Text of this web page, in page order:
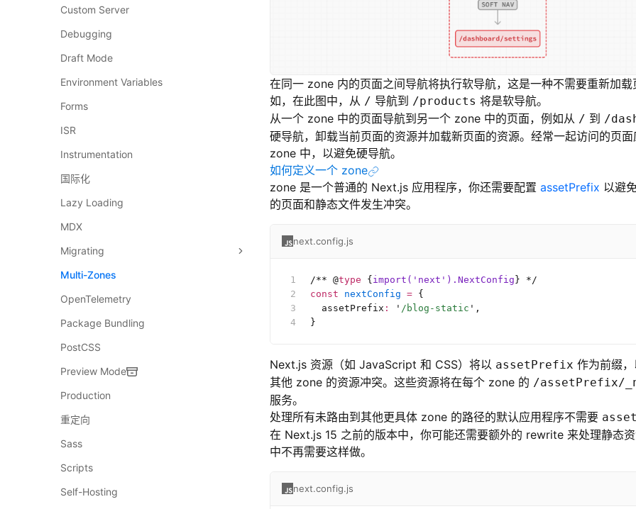
Custom Server
Debugging
Draft Mode
Environment Variables
Forms
ISR
Instrumentation
国际化
Lazy Loading
MDX
Migrating
Multi-Zones
OpenTelemetry
Package Bundling
PostCSS
Preview Mode
Production
重定向
Sass
Scripts
Self-Hosting
在同一 zone 内的页面之间导航将执行软导航，这是一种不需要重新加载
如，在此图中，从 / 导航到 /products 将是软导航。
从一个 zone 中的页面导航到另一个 zone 中的页面，例如从 / 到 /
硬导航，卸载当前页面的资源并加载新页面的资源。经常一起访问的页
zone 中，以避免硬导航。
如何定义一个 zone
zone 是一个普通的 Next.js 应用程序，你还需要配置 assetPrefix 以避
的页面和静态文件发生冲突。
next.config.js
/** @type { import('next').NextConfig } */
const nextConfig = {
  assetPrefix
: ' /blog-static ' ,
}
Next.js 资源（如 JavaScript 和 CSS）将以 assetPrefix 作为前缀
其他 zone 的资源冲突。这些资源将在每个 zone 的 /assetPrefix/
服务。
处理所有未路由到其他更具体 zone 的路径的默认应用程序不需要
在 Next.js 15 之前的版本中，你可能还需要额外的 rewrite 来处理静态
中不再需要这样做。
next.config.js